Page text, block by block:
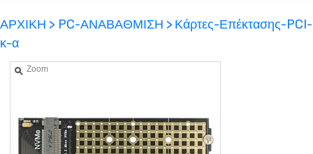
ΕΓΓΡΑΦΗ
ΚΑΛΑΘΙ-ΑΓΟΡΩΝ
ΑΡΧΙΚΗ > PC-ΑΝΑΒΑΘΜΙΣΗ > Κάρτες-Επέκτασης-PCI-
κ-α
Zoom